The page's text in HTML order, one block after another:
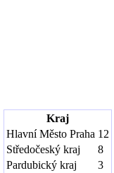
Kraj
Hlavní Město Praha 12
Středočeský kraj
8
Pardubický kraj
3